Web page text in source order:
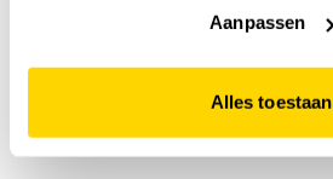
website niet optimaal functioneert.
Aanpassen
Alles toestaan